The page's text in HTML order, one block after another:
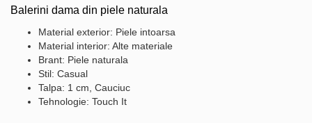
Balerini dama din piele naturala
Material exterior: Piele intoarsa
Material interior: Alte materiale
Brant: Piele naturala
Stil: Casual
Talpa: 1 cm, Cauciuc
Tehnologie: Touch It